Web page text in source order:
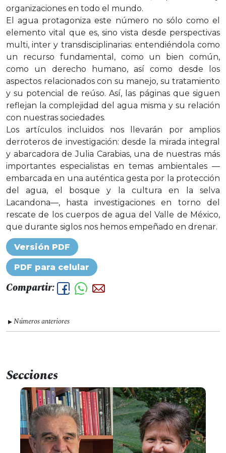
organizaciones en todo el mundo.
El agua protagoniza este número no sólo como el
elemento vital que es, sino vista desde perspectivas
multi, inter y transdisciplinarias: entendiéndola como
un recurso fundamental, como un bien común,
como un derecho humano, así como desde los
aspectos relacionados con su manejo, su tratamiento
y su potencial de reúso. Así, las páginas que siguen
reflejan la complejidad del agua misma y su relación
con nuestras sociedades.
Los artículos incluidos nos llevarán por amplios
derroteros de investigación: desde la mirada integral
y abarcadora de Julia Carabias, una de nuestras más
importantes especialistas en temas ambientales —
embarcada en una auténtica gesta por la protección
del agua, el bosque y la cultura en la selva
Lacandona—, hasta investigaciones en torno del
rescate de los cuerpos de agua del Valle de México,
que durante siglos nos hemos empeñado en drenar.
Versión PDF
PDF para celular
Compartir:
▼Números anteriores
Secciones